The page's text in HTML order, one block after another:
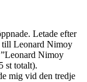
Letade efter
till Leonard Nimoy
Nimoy
st totalt).
mig vid den tredje